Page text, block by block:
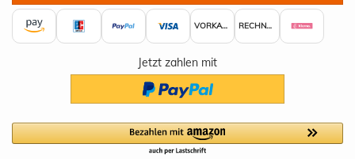
VORKASSE RECHNUNG
Jetzt zahlen mit